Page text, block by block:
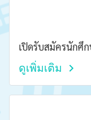
เปิดรับสมัครนักศึ
ดูเพิ่มเติม